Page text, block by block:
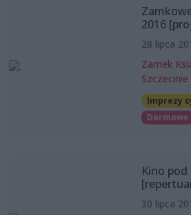
2016
28 lipca
Zamek
Szczecinie
Imprezy
Darmowe
Kino
30 lipca